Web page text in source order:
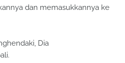
dan memasukkannya ke
Dia